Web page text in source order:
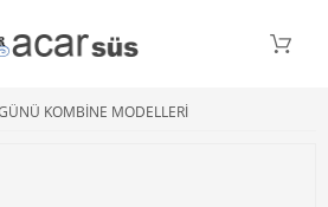
KOMBİNE MODELLERİ